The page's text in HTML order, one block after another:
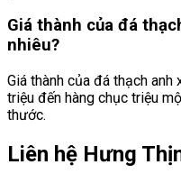
Giá thành của đá
nhiêu?
Giá thành của đá thạch
triệu đến hàng chục triệu
thước.
Liên hệ Hưng